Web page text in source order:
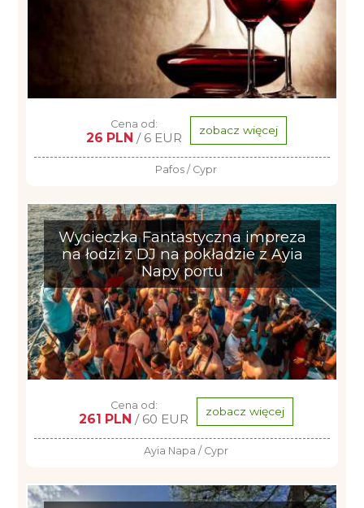
Cena od:
26 PLN / 6 EUR zobacz więcej
Pafos / Cypr
Wycieczka Fantastyczna impreza
na łodzi z DJ na pokładzie z Ayia
Napy portu
Cena od:
261 PLN / 60 EUR zobacz więcej
Ayia Napa / Cypr